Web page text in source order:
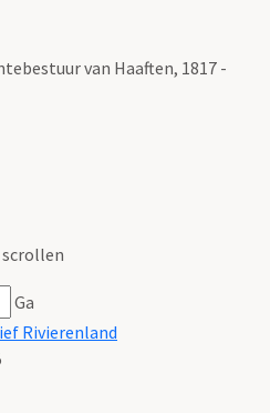
van Haaften, 1817 -
scrollen
Ga
Rivierenland